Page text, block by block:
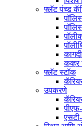
फ्लॅट पंच्ड
फ्लॅट स्टॉक
उपकरणे